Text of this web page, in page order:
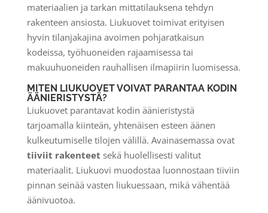
materiaalien ja tarkan mittatilauksena tehdyn
rakenteen ansiosta. Liukuovet toimivat erityisen
hyvin tilanjakajina avoimen pohjaratkaisun
kodeissa, työhuoneiden rajaamisessa tai
makuuhuoneiden rauhallisen ilmapiirin luomisessa.
MITEN LIUKUOVET VOIVAT PARANTAA KODIN
ÄÄNIERISTYSTÄ?
Liukuovet parantavat kodin äänieristystä
tarjoamalla kiinteän, yhtenäisen esteen äänen
kulkeutumiselle tilojen välillä. Avainasemassa ovat
tiiviit rakenteet sekä huolellisesti valitut
materiaalit. Liukuovi muodostaa luonnostaan tiiviin
pinnan seinää vasten liukuessaan, mikä vähentää
äänivuotoa.